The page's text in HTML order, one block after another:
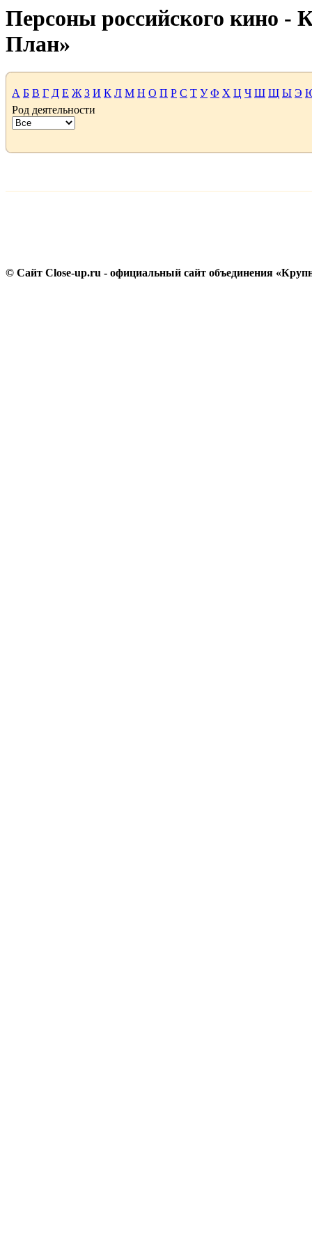
Персоны российского кино -
План»
А Б В Г Д Е Ж З И К Л М Н О П Р С Т У Ф Х Ц Ч Ш Щ Ы Э
Род деятельности
© Сайт Close-up.ru - официальный сайт объединения